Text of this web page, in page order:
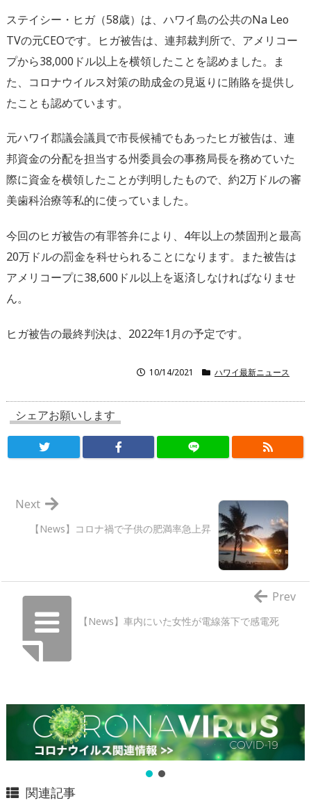
ステイシー・ヒガ（58歳）は、ハワイ島の公共のNa Leo
TVの元CEOです。ヒガ被告は、連邦裁判所で、アメリコー
プから38,000ドル以上を横領したことを認めました。ま
た、コロナウイルス対策の助成金の見返りに賄賂を提供し
たことも認めています。
元ハワイ郡議会議員で市長候補でもあったヒガ被告は、連
邦資金の分配を担当する州委員会の事務局長を務めていた
際に資金を横領したことが判明したもので、約2万ドルの審
美歯科治療等私的に使っていました。
今回のヒガ被告の有罪答弁により、4年以上の禁固刑と最高
20万ドルの罰金を科せられることになります。また被告は
アメリコープに38,600ドル以上を返済しなければなりませ
ん。
ヒガ被告の最終判決は、2022年1月の予定です。
10/14/2021 ハワイ最新ニュース
シェアお願いします
【News】コロナ禍で子供の肥満率急上昇
Next
【News】車内にいた女性が電線落下で感電死
Prev
関連記事